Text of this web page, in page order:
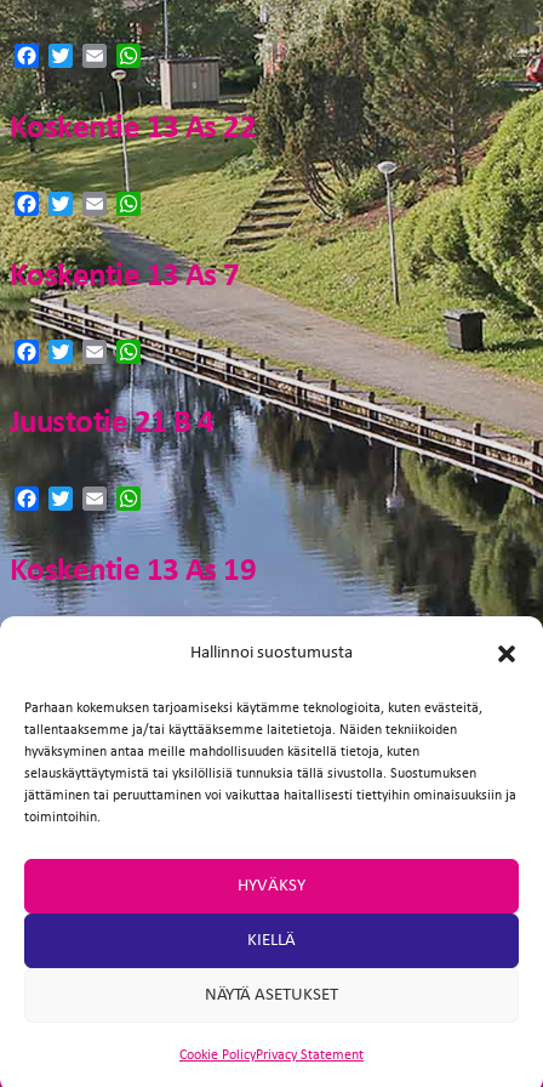
Hallinnoi suostumusta
Parhaan kokemuksen tarjoamiseksi käytämme teknologioita, kuten evästeitä,
tallentaaksemme ja/tai käyttääksemme laitetietoja. Näiden tekniikoiden
hyväksyminen antaa meille mahdollisuuden käsitellä tietoja, kuten
selauskäyttäytymistä tai yksilöllisiä tunnuksia tällä sivustolla. Suostumuksen
jättäminen tai peruuttaminen voi vaikuttaa haitallisesti tiettyihin ominaisuuksiin ja
toimintoihin.
HYVÄKSY
KIELLÄ
NÄYTÄ ASETUKSET
Cookie PolicyPrivacy Statement
FI
EN
Facebook
TwitterEmailWhatsApp
Koskentie 13 As 22
Facebook
TwitterEmailWhatsApp
Koskentie 13 As 7
Facebook
TwitterEmailWhatsApp
Juustotie 21 B 4
FacebookTwitterEmail WhatsApp
Koskentie 13 As 19
WhatsApp
Koskentie 13 As 14
Facebook
TwitterEmailWhatsApp
Koskentie 13 As 12